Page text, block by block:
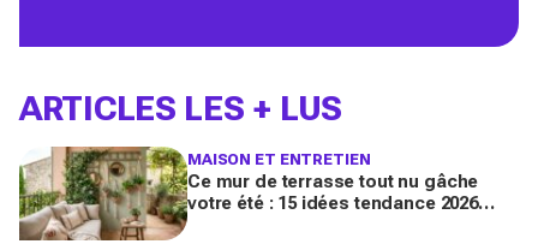
ARTICLES LES + LUS
MAISON ET ENTRETIEN
Ce mur de terrasse tout nu gâche
votre été : 15 idées tendance 2026